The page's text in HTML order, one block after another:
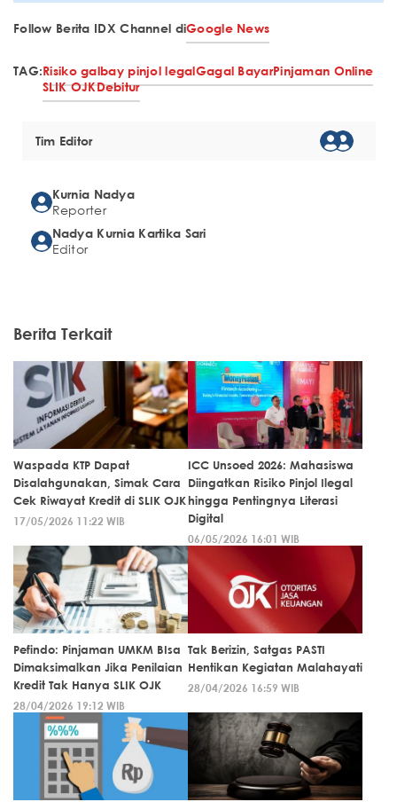
Follow Berita IDX Channel diGoogle News
TAG:Risiko galbay pinjol legalGagal BayarPinjaman Online
SLIK OJKDebitur
Tim Editor
Kurnia Nadya
Reporter
Nadya Kurnia Kartika Sari
Editor
Berita Terkait
Waspada KTP Dapat
Disalahgunakan, Simak Cara
Cek Riwayat Kredit di SLIK OJK
17/05/2026 11:22 WIB
ICC Unsoed 2026: Mahasiswa
Diingatkan Risiko Pinjol Ilegal
hingga Pentingnya Literasi
Digital
06/05/2026 16:01 WIB
Pefindo: Pinjaman UMKM BIsa
Dimaksimalkan Jika Penilaian
Kredit Tak Hanya SLIK OJK
28/04/2026 19:12 WIB
Tak Berizin, Satgas PASTI
Hentikan Kegiatan Malahayati
28/04/2026 16:59 WIB